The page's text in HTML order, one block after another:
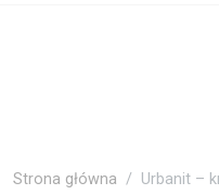
Strona główna Urbanit –